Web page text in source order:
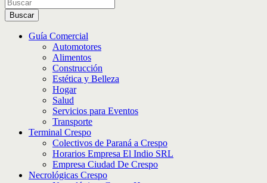
Buscar
Guía Comercial
Automotores
Alimentos
Construcción
Estética y Belleza
Hogar
Salud
Servicios para Eventos
Transporte
Terminal Crespo
Colectivos de Paraná a Crespo
Horarios Empresa El Indio SRL
Empresa Ciudad De Crespo
Necrológicas Crespo